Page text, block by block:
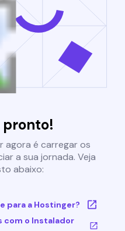
pronto!
agora é carregar os
a sua jornada. Veja
abaixo:
para a Hostinger?
com o Instalador